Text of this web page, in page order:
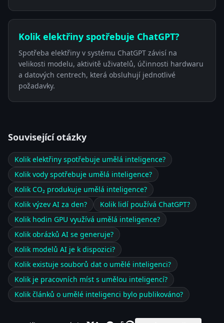
Kolik elektřiny spotřebuje ChatGPT?
Spotřeba elektřiny v systému ChatGPT závisí na
velikosti modelu, aktivitě uživatelů, účinnosti hardwaru
a datových centrech, která obsluhují jednotlivé
požadavky.
Související otázky
Kolik elektřiny spotřebuje umělá inteligence?
Kolik vody spotřebuje umělá inteligence?
Kolik CO₂ produkuje umělá inteligence?
Kolik výzev AI za den?
Kolik lidí používá ChatGPT?
Kolik hodin GPU využívá umělá inteligence?
Kolik obrázků AI se generuje?
Kolik modelů AI je k dispozici?
Kolik existuje souborů dat o umělé inteligenci?
Kolik je pracovních míst s umělou inteligencí?
Kolik článků o umělé inteligenci bylo publikováno?